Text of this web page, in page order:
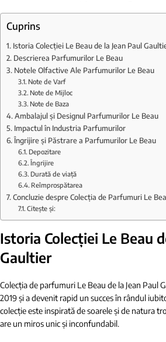
Cuprins
Istoria Colecției Le Beau de la Jean Paul
Descrierea Parfumurilor Le Beau
Notele Olfactive Ale Parfumurilor Le Beau
Note de Varf
Note de Mijloc
Note de Baza
Ambalajul și Designul Parfumurilor Le Beau
Impactul în Industria Parfumurilor
Îngrijire și Păstrare a Parfumurilor Le Beau
Depozitare
Îngrijire
Durată de viață
Reîmprospătarea
Concluzie despre Colecția de Parfumuri Le
Citește și:
Istoria Colecției Le Beau
Gaultier
Colecția de parfumuri Le Beau de la Jean Paul
2019 și a devenit rapid un succes în rândul
colecție este inspirată de soarele și de natura
are un miros unic și inconfundabil.